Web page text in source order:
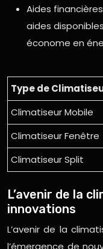
Aides
aides
économe en
Type de
Climatiseur Mobile
Climatiseur Fenêtre
Climatiseur Split
L’avenir de la
innovations
L’avenir de la
l’émergence de